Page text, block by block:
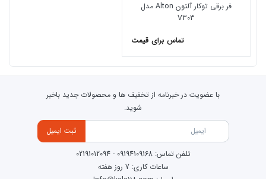
فر برقی توکار آلتون Alton مدل
V303
تماس برای قیمت
با عضویت در خبرنامه از تخفیف ها و محصولات جدید باخبر
شوید.
ثبت ایمیل
تلفن تماس:09194109168
-
02191012094
ساعات کاری: 7 روز هفته